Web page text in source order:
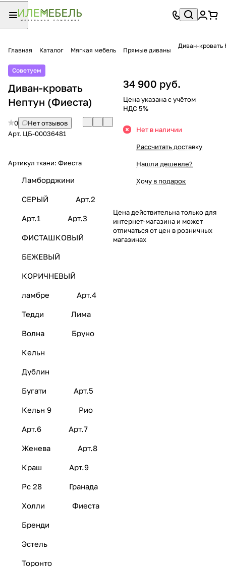
Главная Каталог Мягкая мебель Прямые диваны
Диван-кровать
Советуем
Диван-кровать
Нептун (Фиеста)
0
Нет отзывов
Арт. ЦБ-00036481
Артикул ткани: Фиеста
Ламборджини
СЕРЫЙ Арт.2
Арт.1 Арт.3
ФИСТАШКОВЫЙ
БЕЖЕВЫЙ
КОРИЧНЕВЫЙ
ламбре Арт.4
Тедди Лима
Волна Бруно
Кельн
Дублин
Бугати Арт.5
Кельн 9 Рио
Арт.6 Арт.7
Женева Арт.8
Краш Арт.9
Рс 28 Гранада
Холли Фиеста
Бренди
Эстель
Торонто
34 900 руб.
Цена указана с учётом
НДС 5%
Нет в наличии
Рассчитать доставку
Нашли дешевле?
Хочу в подарок
Цена действительна только для
интернет-магазина и может
отличаться от цен в розничных
магазинах